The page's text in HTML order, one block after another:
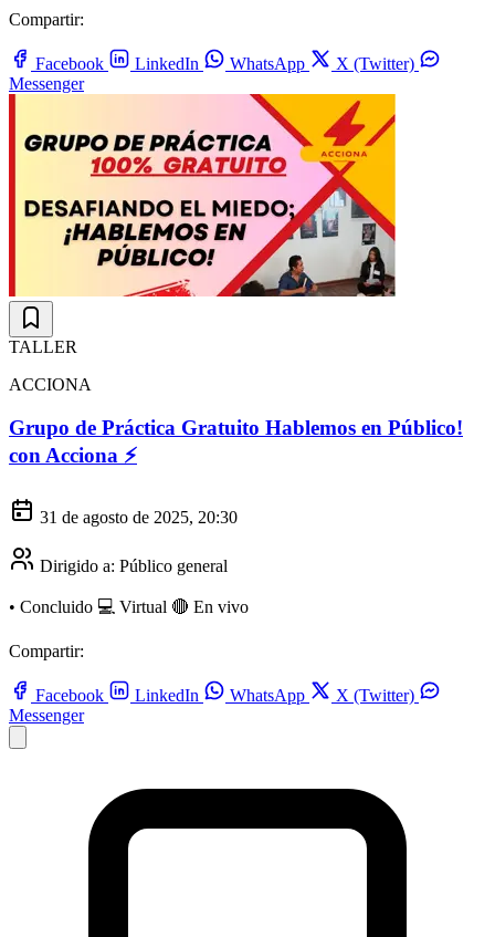
Compartir:
Facebook LinkedIn WhatsApp
X (Twitter)
Messenger
TALLER
ACCIONA
Grupo de Práctica Gratuito Hablemos en Público!
con Acciona ⚡
31 de agosto de 2025, 20:30
Dirigido a: Público general
• Concluido 💻 Virtual 🔴 En vivo
Compartir:
Facebook LinkedIn WhatsApp
X (Twitter)
Messenger